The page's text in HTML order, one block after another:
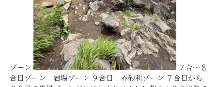
ゾーン
７合～８
合目ゾーン 岩場ゾーン ９合目 赤砂利ゾーン ７合目から